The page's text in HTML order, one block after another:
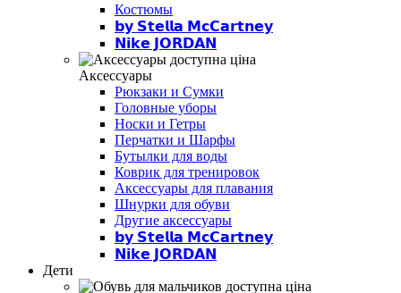
Костюмы
𝗯𝘆 𝗦𝘁𝗲𝗹𝗹𝗮 𝗠𝗰𝗖𝗮𝗿𝘁𝗻𝗲𝘆
𝗡𝗶𝗸𝗲 𝗝𝗢𝗥𝗗𝗔𝗡
Аксессуары
Рюкзаки и Сумки
Головные уборы
Носки и Гетры
Перчатки и Шарфы
Бутылки для воды
Коврик для тренировок
Аксессуары для плавания
Шнурки для обуви
Другие аксессуары
𝗯𝘆 𝗦𝘁𝗲𝗹𝗹𝗮 𝗠𝗰𝗖𝗮𝗿𝘁𝗻𝗲𝘆
𝗡𝗶𝗸𝗲 𝗝𝗢𝗥𝗗𝗔𝗡
Дети